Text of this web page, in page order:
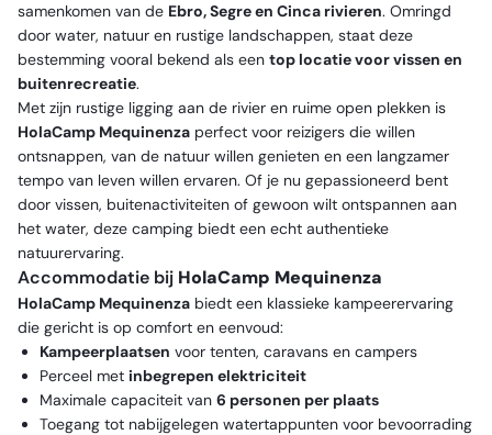
samenkomen van de Ebro, Segre en Cinca rivieren. Omringd
door water, natuur en rustige landschappen, staat deze
bestemming vooral bekend als een top locatie voor vissen en
buitenrecreatie.
Met zijn rustige ligging aan de rivier en ruime open plekken is
HolaCamp Mequinenza perfect voor reizigers die willen
ontsnappen, van de natuur willen genieten en een langzamer
tempo van leven willen ervaren. Of je nu gepassioneerd bent
door vissen, buitenactiviteiten of gewoon wilt ontspannen aan
het water, deze camping biedt een echt authentieke
natuurervaring.
Accommodatie bij HolaCamp Mequinenza
HolaCamp Mequinenza biedt een klassieke kampeerervaring
die gericht is op comfort en eenvoud:
Kampeerplaatsen voor tenten, caravans en campers
Perceel met inbegrepen elektriciteit
Maximale capaciteit van 6 personen per plaats
Toegang tot nabijgelegen watertappunten voor bevoorrading